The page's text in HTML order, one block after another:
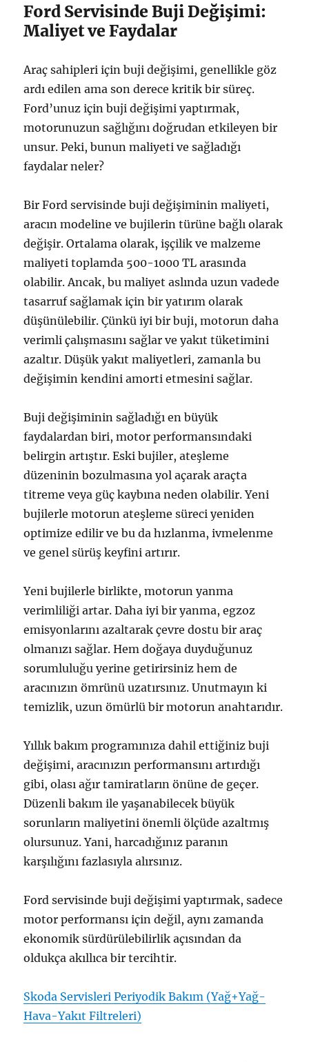
Ford Servisinde Buji Değişimi:
Maliyet ve Faydalar
Araç sahipleri için buji değişimi, genellikle göz
ardı edilen ama son derece kritik bir süreç.
Ford’unuz için buji değişimi yaptırmak,
motorunuzun sağlığını doğrudan etkileyen bir
unsur. Peki, bunun maliyeti ve sağladığı
faydalar neler?
Bir Ford servisinde buji değişiminin maliyeti,
aracın modeline ve bujilerin türüne bağlı olarak
değişir. Ortalama olarak, işçilik ve malzeme
maliyeti toplamda 500-1000 TL arasında
olabilir. Ancak, bu maliyet aslında uzun vadede
tasarruf sağlamak için bir yatırım olarak
düşünülebilir. Çünkü iyi bir buji, motorun daha
verimli çalışmasını sağlar ve yakıt tüketimini
azaltır. Düşük yakıt maliyetleri, zamanla bu
değişimin kendini amorti etmesini sağlar.
Buji değişiminin sağladığı en büyük
faydalardan biri, motor performansındaki
belirgin artıştır. Eski bujiler, ateşleme
düzeninin bozulmasına yol açarak araçta
titreme veya güç kaybına neden olabilir. Yeni
bujilerle motorun ateşleme süreci yeniden
optimize edilir ve bu da hızlanma, ivmelenme
ve genel sürüş keyfini artırır.
Yeni bujilerle birlikte, motorun yanma
verimliliği artar. Daha iyi bir yanma, egzoz
emisyonlarını azaltarak çevre dostu bir araç
olmanızı sağlar. Hem doğaya duyduğunuz
sorumluluğu yerine getirirsiniz hem de
aracınızın ömrünü uzatırsınız. Unutmayın ki
temizlik, uzun ömürlü bir motorun anahtarıdır.
Yıllık bakım programınıza dahil ettiğiniz buji
değişimi, aracınızın performansını artırdığı
gibi, olası ağır tamiratların önüne de geçer.
Düzenli bakım ile yaşanabilecek büyük
sorunların maliyetini önemli ölçüde azaltmış
olursunuz. Yani, harcadığınız paranın
karşılığını fazlasıyla alırsınız.
Ford servisinde buji değişimi yaptırmak, sadece
motor performansı için değil, aynı zamanda
ekonomik sürdürülebilirlik açısından da
oldukça akıllıca bir tercihtir.
Skoda Servisleri Periyodik Bakım (Yağ+Yağ-
Hava-Yakıt Filtreleri)